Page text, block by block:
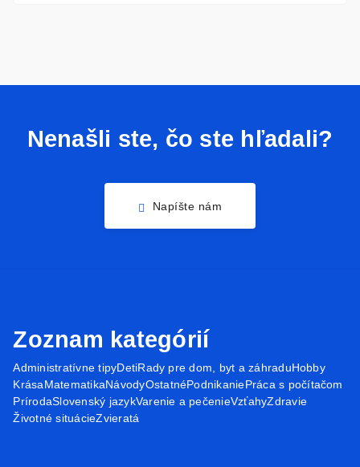
Nenašli ste, čo ste hľadali?
Napíšte nám
Zoznam kategórií
Administratívne tipyDetiRady pre dom, byt a záhraduHobby
KrásaMatematikaNávodyOstatnéPodnikaniePráca s počítačom
PrírodaSlovenský jazykVarenie a pečenieVzťahyZdravie
Životné situácieZvieratá